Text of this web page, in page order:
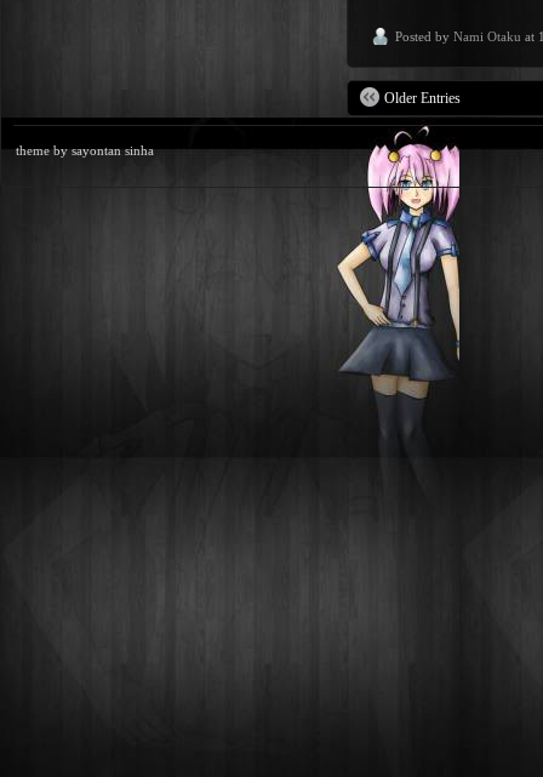
Posted by Nami Otaku at
Older Entries
theme by sayontan sinha